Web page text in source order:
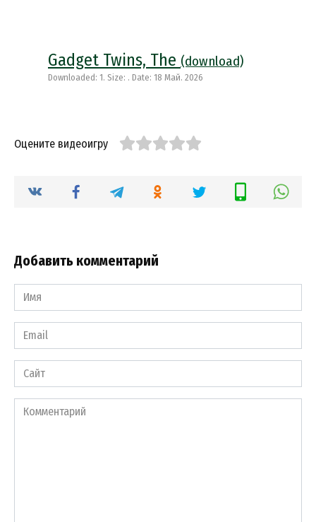
Gadget Twins, The (download)
Downloaded: 1. Size: . Date: 18 Май. 2026
Оцените видеоигру
Добавить комментарий
Имя
*
Email
*
Сайт
Комментарий